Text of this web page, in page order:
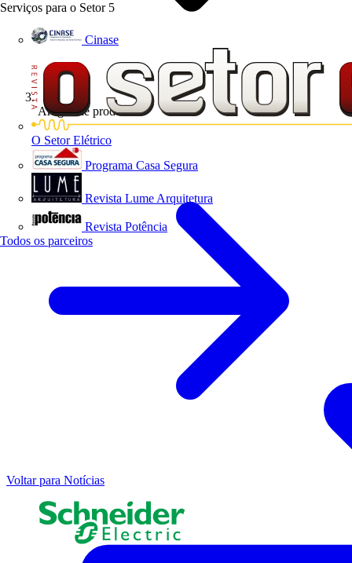
Serviços para o Setor 5
Cinase
O Setor Elétrico
Programa Casa Segura
Revista Lume Arquitetura
Revista Potência
Todos os parceiros
Artigos de produto
Voltar para Notícias